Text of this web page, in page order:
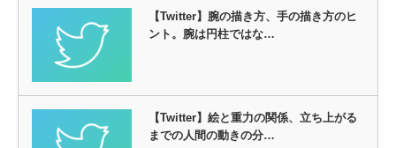
【Twitter】腕の描き方、手の描き方のヒ
ント。腕は円柱ではな…
【Twitter】絵と重力の関係、立ち上がる
までの人間の動きの分…